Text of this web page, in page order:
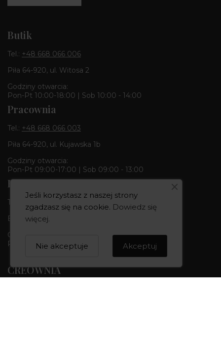
Butik
Tel.: +48 668 066 006
Piła 64-920, ul. Witosa 2
Godziny otwarcia:
Pon-Pt 10:00-18:00 | Sob 10:00 - 14:00
Pracownia
Tel.: +48 668 066 003
Piła 64-920, ul. Kujawska 1b
Godziny otwarcia:
Pon-Pt 09:00-17:00 | Sob 09:00 - 13:00
Butik & Pracownia
Tel.:
+48 668 680 727
Bydgoszcz 85-010, ul. Dworcowa 6
Godziny otwarcia:
Pon-Pt 10:00-18:00 | Sob 10:00 - 14:00
CREOWNIA
Jeśli korzystasz z naszej strony
zgadzasz się na cookie. Dowiedz się
więcej.
Akceptuj
Nie akceptuje